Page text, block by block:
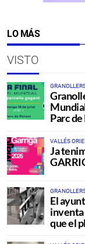
LO MÁS
VISTO
Parc
VALLÉS
Ja
El
inventa
que el